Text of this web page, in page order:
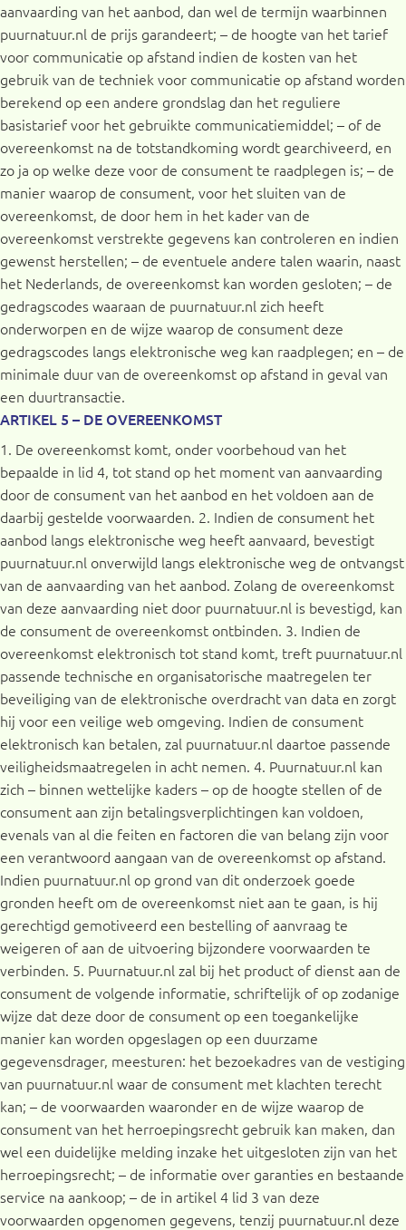
aanvaarding van het aanbod, dan wel de termijn waarbinnen
puurnatuur.nl de prijs garandeert; – de hoogte van het tarief
voor communicatie op afstand indien de kosten van het
gebruik van de techniek voor communicatie op afstand worden
berekend op een andere grondslag dan het reguliere
basistarief voor het gebruikte communicatiemiddel; – of de
overeenkomst na de totstandkoming wordt gearchiveerd, en
zo ja op welke deze voor de consument te raadplegen is; – de
manier waarop de consument, voor het sluiten van de
overeenkomst, de door hem in het kader van de
overeenkomst verstrekte gegevens kan controleren en indien
gewenst herstellen; – de eventuele andere talen waarin, naast
het Nederlands, de overeenkomst kan worden gesloten; – de
gedragscodes waaraan de puurnatuur.nl zich heeft
onderworpen en de wijze waarop de consument deze
gedragscodes langs elektronische weg kan raadplegen; en – de
minimale duur van de overeenkomst op afstand in geval van
een duurtransactie.
ARTIKEL 5 – DE OVEREENKOMST
1. De overeenkomst komt, onder voorbehoud van het
bepaalde in lid 4, tot stand op het moment van aanvaarding
door de consument van het aanbod en het voldoen aan de
daarbij gestelde voorwaarden. 2. Indien de consument het
aanbod langs elektronische weg heeft aanvaard, bevestigt
puurnatuur.nl onverwijld langs elektronische weg de ontvangst
van de aanvaarding van het aanbod. Zolang de overeenkomst
van deze aanvaarding niet door puurnatuur.nl is bevestigd, kan
de consument de overeenkomst ontbinden. 3. Indien de
overeenkomst elektronisch tot stand komt, treft puurnatuur.nl
passende technische en organisatorische maatregelen ter
beveiliging van de elektronische overdracht van data en zorgt
hij voor een veilige web omgeving. Indien de consument
elektronisch kan betalen, zal puurnatuur.nl daartoe passende
veiligheidsmaatregelen in acht nemen. 4. Puurnatuur.nl kan
zich – binnen wettelijke kaders – op de hoogte stellen of de
consument aan zijn betalingsverplichtingen kan voldoen,
evenals van al die feiten en factoren die van belang zijn voor
een verantwoord aangaan van de overeenkomst op afstand.
Indien puurnatuur.nl op grond van dit onderzoek goede
gronden heeft om de overeenkomst niet aan te gaan, is hij
gerechtigd gemotiveerd een bestelling of aanvraag te
weigeren of aan de uitvoering bijzondere voorwaarden te
verbinden. 5. Puurnatuur.nl zal bij het product of dienst aan de
consument de volgende informatie, schriftelijk of op zodanige
wijze dat deze door de consument op een toegankelijke
manier kan worden opgeslagen op een duurzame
gegevensdrager, meesturen: het bezoekadres van de vestiging
van puurnatuur.nl waar de consument met klachten terecht
kan; – de voorwaarden waaronder en de wijze waarop de
consument van het herroepingsrecht gebruik kan maken, dan
wel een duidelijke melding inzake het uitgesloten zijn van het
herroepingsrecht; – de informatie over garanties en bestaande
service na aankoop; – de in artikel 4 lid 3 van deze
voorwaarden opgenomen gegevens, tenzij puurnatuur.nl deze